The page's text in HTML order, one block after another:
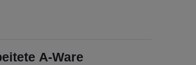
A-Ware